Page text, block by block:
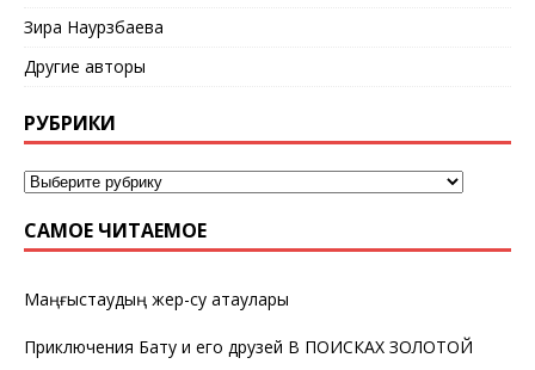
Зира Наурзбаева
Другие авторы
РУБРИКИ
САМОЕ ЧИТАЕМОЕ
Маңғыстаудың жер-су атаулары
Приключения Бату и его друзей В ПОИСКАХ ЗОЛОТОЙ